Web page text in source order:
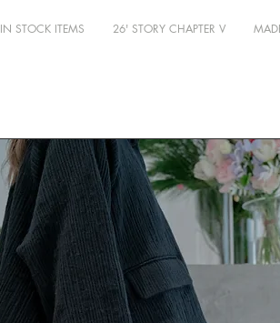
IN STOCK ITEMS 26' STORY CHAPTER V